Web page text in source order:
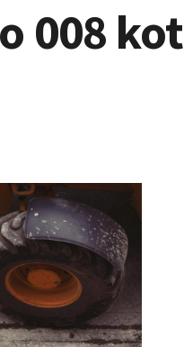
008